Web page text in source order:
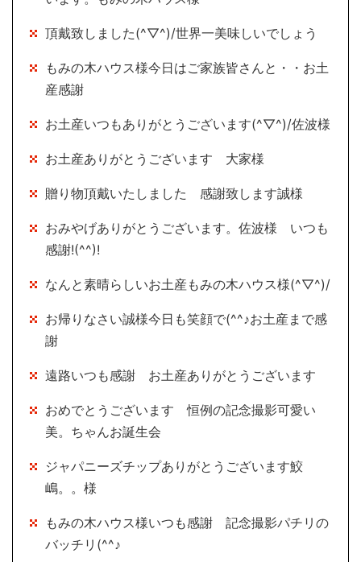
頂戴致しました(^▽^)/世界一美味しいでしょう
もみの木ハウス様今日はご家族皆さんと・・お土
産感謝
お土産いつもありがとうございます(^▽^)/佐波様
お土産ありがとうございます 大家様
贈り物頂戴いたしました 感謝致します誠様
おみやげありがとうございます。佐波様 いつも
感謝!(^^)!
なんと素晴らしいお土産もみの木ハウス様(^▽^)/
お帰りなさい誠様今日も笑顔で(^^♪お土産まで感
謝
遠路いつも感謝 お土産ありがとうございます
おめでとうございます 恒例の記念撮影可愛い
美。ちゃんお誕生会
ジャパニーズチップありがとうございます鮫
嶋。。様
もみの木ハウス様いつも感謝 記念撮影パチリの
バッチリ(^^♪